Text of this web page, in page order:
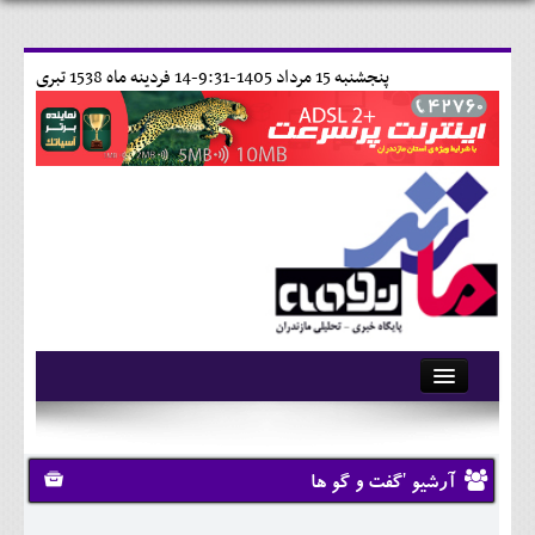
14 فردينه ماه 1538 تبری پنجشنبه 15 مرداد 1405-9:31-
آرشیو
تماس با ما
وبلاگ
آرشیو 'گفت و گو ها